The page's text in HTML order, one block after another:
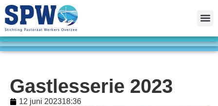
Gastlesserie 2023
12 juni 202318:36